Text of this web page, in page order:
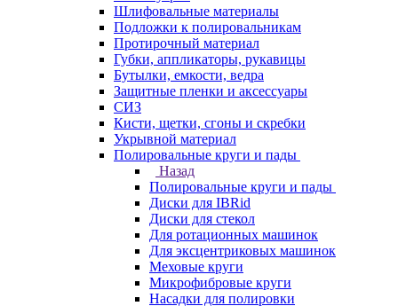
Шлифовальные материалы
Подложки к полировальникам
Протирочный материал
Губки, аппликаторы, рукавицы
Бутылки, емкости, ведра
Защитные пленки и аксессуары
СИЗ
Кисти, щетки, сгоны и скребки
Укрывной материал
Полировальные круги и пады
Назад
Полировальные круги и пады
Диски для IBRid
Диски для стекол
Для ротационных машинок
Для эксцентриковых машинок
Меховые круги
Микрофибровые круги
Насадки для полировки